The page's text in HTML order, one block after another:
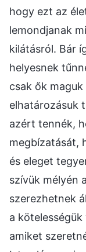
hogy ezt az
lemondjanak
kilátásról. Bár
helyesnek
csak ők
elhatározásuk
azért tennék,
megbízatását,
és eleget
szívük mélyén
szerezhetnek
a
amiket